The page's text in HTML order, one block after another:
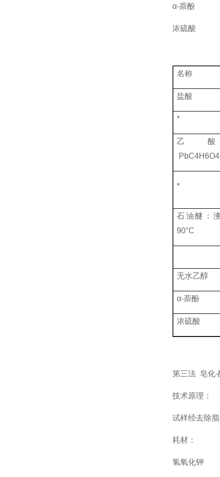
α-萘酚
浓硫酸
名称
盐酸
*
乙
*
石油醚：
90°C
无水乙醇
α-萘酚
浓硫酸
第三法 皂化-
技术原理 ：
试样经去除
耗材：
氢氧化钾